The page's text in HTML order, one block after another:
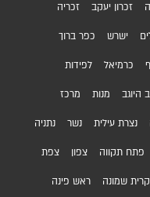
זכרון יעקב זכריה
ישרש כפר ברוך
כרמיאל לפידות
היוגב מנות מרכז
נצרת עילית נשר נתניה
פתח תקווה צפון צפת
קרית שמונה ראש פינה